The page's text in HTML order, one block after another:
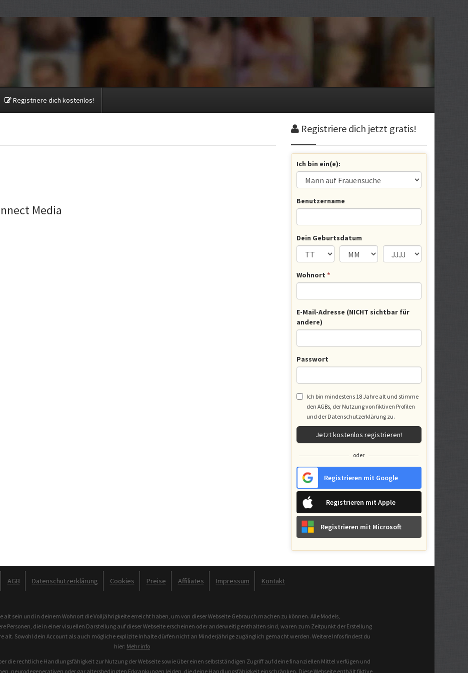
Registriere dich kostenlos!
Media
Registriere dich jetzt gratis!
Ich bin ein(e):
Benutzername
Dein Geburtsdatum
Wohnort *
E-Mail-Adresse (NICHT sichtbar für
andere)
Passwort
Ich bin mindestens 18 Jahre alt und stimme
den AGBs, der Nutzung von fiktiven Profilen
und der Datenschutzerklärungzu.
Jetzt kostenlos registrieren!
oder
Registrieren mit Google
Registrieren mit Apple
Registrieren mit Microsoft
AGB Datenschutzerklärung Cookies Preise Affiliates Impressum Kontakt
alt sein und in deinem Wohnort die Volljährigkeite erreicht haben, um von dieser Webseite Gebrauch machen zu können. Alle Models,
Personen, die in einer visuellen Darstellung auf dieser Webseite erscheinen oder anderweitig enthalten sind, waren zum Zeitpunkt der Erstellung
alt. Sowohl dein Account als auch mögliche explizite Inhalte dürfen nicht an Minderjährige zugänglich gemacht werden. Weitere Infos findest du
hier: Mehr info
die rechtliche Handlungsfähigkeit zur Nutzung der Webseite sowie über einen selbstständigen Zugriff auf deine finanziellen Mittel verfügen und
neurodegenerativen oder gar altersbedingten Erkrankungen leiden, die deine Handlungsfähigkeit einschränken. Diese Webseite enthält fiktive